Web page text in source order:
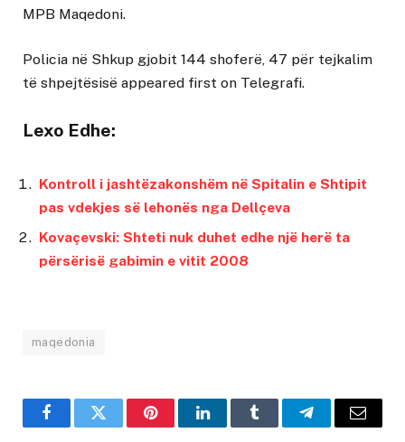
MPB Maqedoni.
Policia në Shkup gjobit 144 shoferë, 47 për tejkalim
të shpejtësisë appeared first on Telegrafi.
Lexo Edhe:
Kontroll i jashtëzakonshëm në Spitalin e Shtipit
pas vdekjes së lehonës nga Dellçeva
Kovaçevski: Shteti nuk duhet edhe një herë ta
përsërisë gabimin e vitit 2008
maqedonia
FacebookTwitter PinterestLinkedInTumblr TelegramEmail